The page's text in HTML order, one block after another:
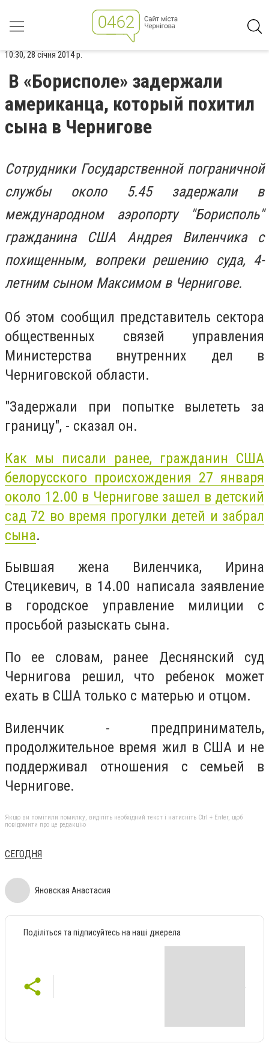
10:30, 28 січня 2014 р.
В «Борисполе» задержали
американца, который похитил
сына в Чернигове
Сотрудники Государственной пограничной
службы около 5.45 задержали в
международном аэропорту "Борисполь"
гражданина США Андрея Виленчика с
похищенным, вопреки решению суда, 4-
летним сыном Максимом в Чернигове.
Об этом сообщил представитель сектора
общественных связей управления
Министерства внутренних дел в
Черниговской области.
"Задержали при попытке вылететь за
границу", - сказал он.
Как мы писали ранее, гражданин США
белорусского происхождения 27 января
около 12.00 в Чернигове зашел в детский
сад 72 во время прогулки детей и забрал
сына.
Бывшая жена Виленчика, Ирина
Стецикевич, в 14.00 написала заявление
в городское управление милиции с
просьбой разыскать сына.
По ее словам, ранее Деснянский суд
Чернигова решил, что ребенок может
ехать в США только с матерью и отцом.
Виленчик - предприниматель,
продолжительное время жил в США и не
поддерживал отношения с семьей в
Чернигове.
Якщо ви помітили помилку, виділіть необхідний текст і натисніть Ctrl + Enter, щоб
повідомити про це редакцію
СЕГОДНЯ
Яновская Анастасия
Поділіться та підписуйтесь на наші джерела